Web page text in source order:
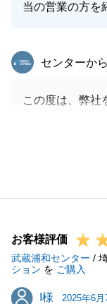
当の営業の方を
東急リバブル
センターか
この度は、弊社
合いとなりま
またのご機会が
不動産でお困り
ご相談ください
今後とも引き続
お客様評価
武蔵浦和センター /
ション を ご購入
I様
I様 2025年6月